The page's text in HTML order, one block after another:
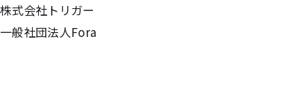
株式会社トリガー
一般社団法人Fora